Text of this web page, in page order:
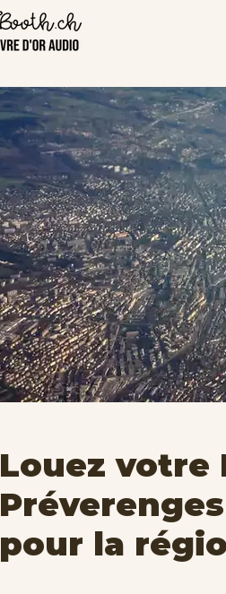
Louez votre
pour la